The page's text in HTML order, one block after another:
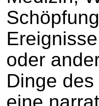
oder
Dinge
eine